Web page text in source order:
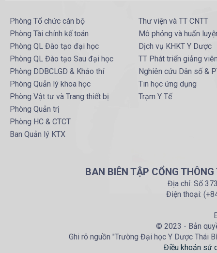
Phòng Tổ chức cán bộ
Phòng Tài chính kế toán
Phòng QL Đào tạo đại học
Phòng QL Đào tạo Sau đại học
Phòng DDBCLGD & Khảo thí
Phòng Quản lý khoa học
Phòng Vật tư và Trang thiết bị
Phòng Quản trị
Phòng HC & CTCT
Ban Quản lý KTX
Thư viện và TT CNTT
Mô phỏng và huấn
Dịch vụ KHKT Y Dược
TT Phát triển giảng
Nghiên cứu Dân số &
Tin học ứng dụng
Trạm Y Tế
BAN BIÊN TẬP CỔNG
Địa chỉ: Số
Điện thoại:
© 2023 - Bản
Ghi rõ nguồn "Trường Đại học Y Dược Thái
Điều khoản sử